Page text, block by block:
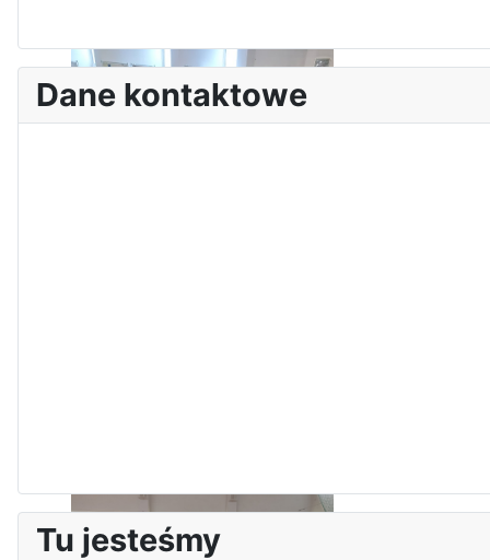
Dane kontaktowe
Tu jesteśmy